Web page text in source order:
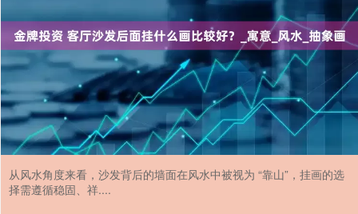
从风水角度来看，沙发背后的墙面在风水中被视为 “靠山”，挂画的选
择需遵循稳固、祥....